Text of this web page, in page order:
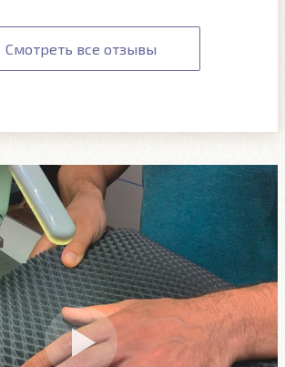
Смотреть все отзывы